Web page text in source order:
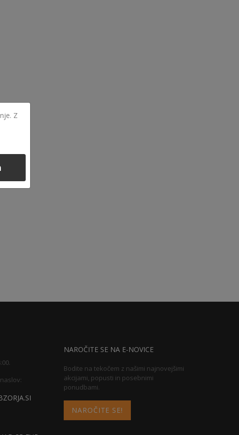
NAROČITE SE NA E-NOVICE
Bodite na tekočem z našimi najnovejšimi
akcijami, popusti in posebnimi
ponudbami.
NAROČITE SE!
Z